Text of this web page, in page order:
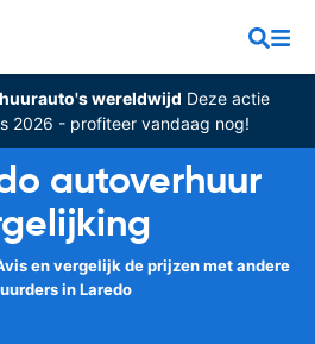
wereldwijd Deze actie
2026 - profiteer vandaag nog!
autoverhuur
en vergelijk de prijzen met andere
in Laredo